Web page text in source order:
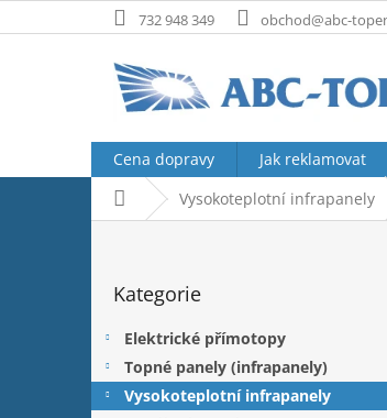
na
732 948 349 obchod@abc-
Cena dopravy Jak reklamovat
Domů Vysokoteplotní infrapanely
n
kategorie
Kategorie
Elektrické přímotopy
Topné panely (infrapanely)
Vysokoteplotní infrapanely